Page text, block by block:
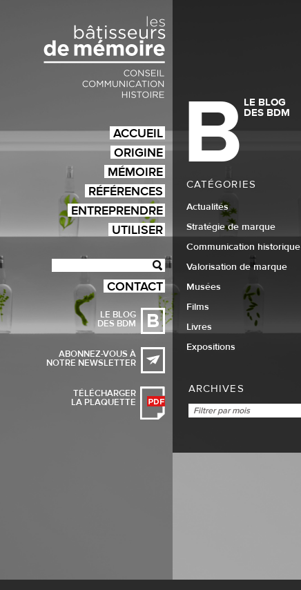
ACCUEIL
ORIGINE
MÉMOIRE
RÉFÉRENCES
ENTREPRENDRE
UTILISER
CONTACT
LE BLOG
DES BDM
ABONNEZ-VOUS À
NOTRE NEWSLETTER
TÉLÉCHARGER
LA PLAQUETTE
B LE BLOG
DES BDM
CATÉGORIES
Actualités
Stratégie de marque
Communication historique
Valorisation de marque
Musées
Films
Livres
Expositions
ARCHIVES
Filtrer par mois